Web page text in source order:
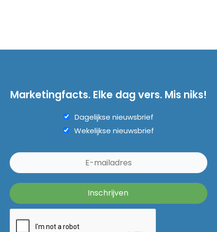
Marketingfacts. Elke dag vers. Mis niks!
Dagelijkse nieuwsbrief
Wekelijkse nieuwsbrief